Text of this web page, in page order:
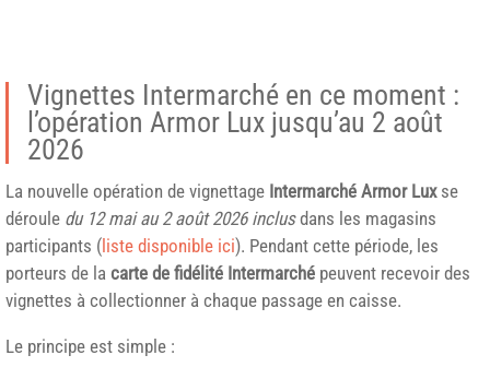
Vignettes Intermarché en ce moment :
l’opération Armor Lux jusqu’au 2 août
2026
La nouvelle opération de vignettage Intermarché Armor Luxse
déroule du 12 mai au 2 août 2026 inclusdans les magasins
participants (liste disponible ici). Pendant cette période, les
porteurs de la carte de fidélité Intermarché peuvent recevoir des
vignettes à collectionner à chaque passage en caisse.
Le principe est simple :